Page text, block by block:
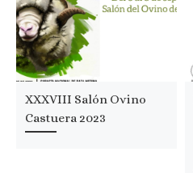
XXXVIII Salón Ovino
Castuera 2023